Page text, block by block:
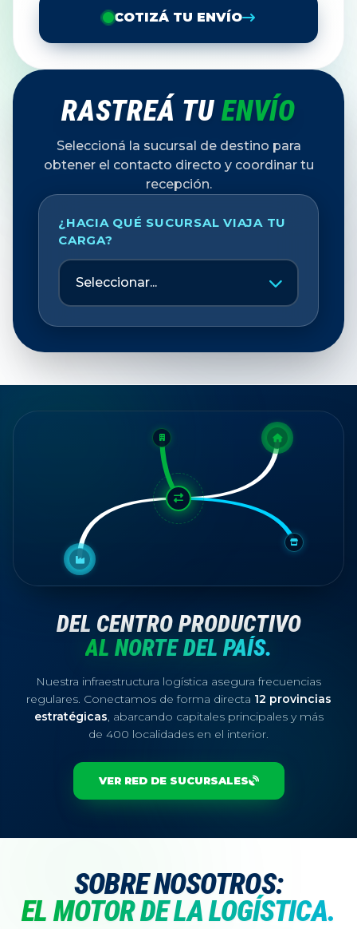
COTIZÁ TU ENVÍO
RASTREÁ TU ENVÍO
Seleccioná la sucursal de destino para
obtener el contacto directo y coordinar tu
recepción.
¿HACIA QUÉ SUCURSAL VIAJA TU
CARGA?
DEL CENTRO PRODUCTIVO
AL NORTE DEL PAÍS.
Nuestra infraestructura logística asegura frecuencias
regulares. Conectamos de forma directa 12 provincias
estratégicas, abarcando capitales principales y más
de 400 localidades en el interior.
VER RED DE SUCURSALES
SOBRE NOSOTROS:
EL MOTOR DE LA LOGÍSTICA.